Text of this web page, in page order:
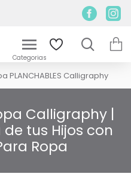
PLANCHABLES Calligraphy
Calligraphy |
tus Hijos con
Ropa